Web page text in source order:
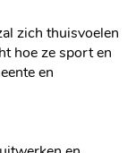
zich thuisvoelen
hoe ze sport en
en